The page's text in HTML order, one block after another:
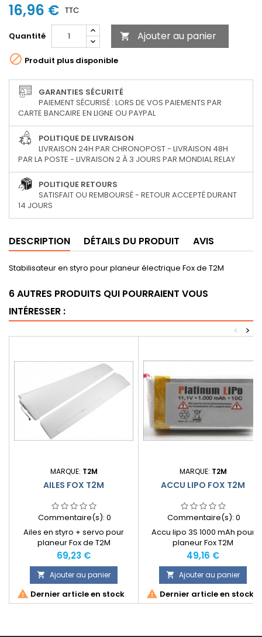
16,96 € TTC
Quantité  Ajouter au panier
 Produit plus disponible
GARANTIES SÉCURITÉ
PAIEMENT SÉCURISÉ : LORS DE VOS PAIEMENTS PAR
CARTE BANCAIRE EN LIGNE OU PAYPAL
POLITIQUE DE LIVRAISON
LIVRAISON 24H PAR CHRONOPOST - LIVRAISON 48H
PAR LA POSTE - LIVRAISON 2 À 3 JOURS PAR MONDIAL RELAY
POLITIQUE RETOURS
SATISFAIT OU REMBOURSÉ - RETOUR ACCEPTÉ DURANT
14 JOURS
DESCRIPTION DÉTAILS DU PRODUIT AVIS
Stabilisateur en styro pour planeur électrique Fox de T2M
6 AUTRES PRODUITS QUI POURRAIENT VOUS
INTÉRESSER :
>
<
MARQUE: T2M
AILES FOX T2M
Commentaire(s): 0
Ailes en styro + servo pour
planeur Fox de T2M
Prix
69,23 €
 Ajouter au panier
 Dernier article en stock
MARQUE: T2M
ACCU LIPO FOX T2M
Commentaire(s): 0
Accu lipo 3S 1000 mAh pour
planeur Fox T2M
Prix
49,16 €
 Ajouter au panier
 Dernier article en stock